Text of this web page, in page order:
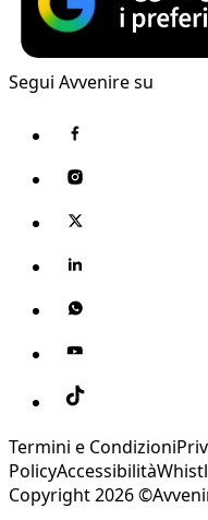
Segui Avvenire su
Termini e Condizioni
PolicyAccessibilità
Copyright 2026